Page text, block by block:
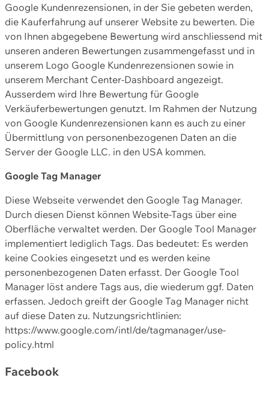
Google Kundenrezensionen, in der Sie gebeten werden,
die Kauferfahrung auf unserer Website zu bewerten. Die
von Ihnen abgegebene Bewertung wird anschliessend mit
unseren anderen Bewertungen zusammengefasst und in
unserem Logo Google Kundenrezensionen sowie in
unserem Merchant Center-Dashboard angezeigt.
Ausserdem wird Ihre Bewertung für Google
Verkäuferbewertungen genutzt. Im Rahmen der Nutzung
von Google Kundenrezensionen kann es auch zu einer
Übermittlung von personenbezogenen Daten an die
Server der Google LLC. in den USA kommen.
Google Tag Manager
Diese Webseite verwendet den Google Tag Manager.
Durch diesen Dienst können Website-Tags über eine
Oberfläche verwaltet werden. Der Google Tool Manager
implementiert lediglich Tags. Das bedeutet: Es werden
keine Cookies eingesetzt und es werden keine
personenbezogenen Daten erfasst. Der Google Tool
Manager löst andere Tags aus, die wiederum ggf. Daten
erfassen. Jedoch greift der Google Tag Manager nicht
auf diese Daten zu. Nutzungsrichtlinien:
https://www.google.com/intl/de/tagmanager/use-
policy.html
Facebook